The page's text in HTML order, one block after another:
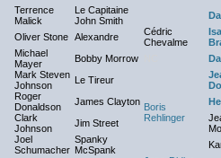
Terrence
Malick
Le Capitaine
John Smith
Oliver Stone Alexandre
Cédric
Chevalme
Michael
Mayer
Bobby Morrow
Mark Steven
Johnson
Le Tireur
Boris
Rehlinger
Roger
Donaldson
James Clayton
Clark
Johnson
Jim Street
Joel
Schumacher
Spanky
McSpank